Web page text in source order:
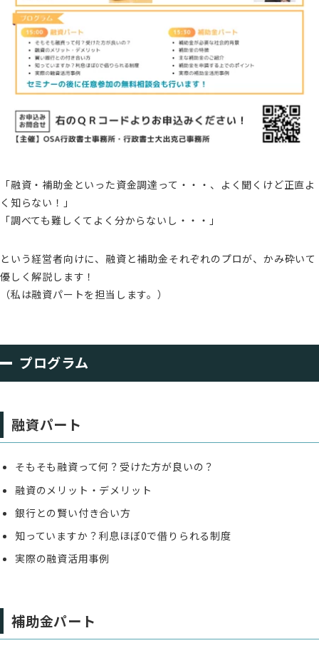
「融資・補助金といった資金調達って・・・、よく聞くけど正直よ
く知らない！」
「調べても難しくてよく分からないし・・・」
という経営者向けに、融資と補助金それぞれのプロが、かみ砕いて
優しく解説します！
（私は融資パートを担当します。）
プログラム
融資パート
そもそも融資って何？受けた方が良いの？
融資のメリット・デメリット
銀行との賢い付き合い方
知っていますか？利息ほぼ0で借りられる制度
実際の融資活用事例
補助金パート